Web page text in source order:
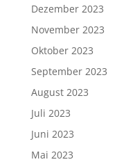
Dezember 2023
November 2023
Oktober 2023
September 2023
August 2023
Juli 2023
Juni 2023
Mai 2023